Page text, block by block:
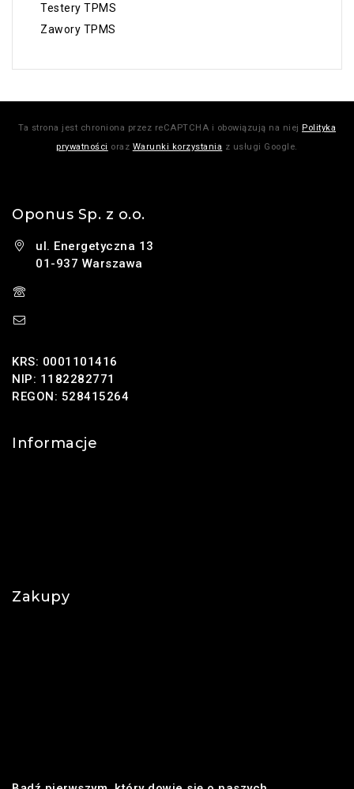
Testery TPMS
Zawory TPMS
Ta strona jest chroniona przez reCAPTCHA i obowiązują na niej Polityka
prywatności oraz Warunki korzystania z usługi Google.
Oponus Sp. z o.o.
ul. Energetyczna 13
01-937 Warszawa
KRS: 0001101416
NIP: 1182282771
REGON: 528415264
Informacje
Zakupy